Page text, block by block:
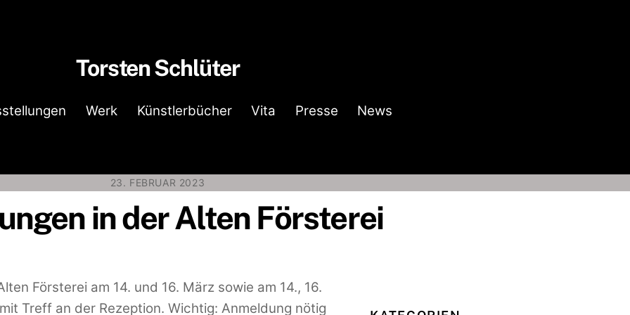
Torsten Schlüter
Werk Künstlerbücher Vita Presse News
23. FEBRUAR 2023
in der Alten Försterei
Försterei am 14. und 16. März sowie am 14., 16.
Treff an der Rezeption. Wichtig: Anmeldung nötig